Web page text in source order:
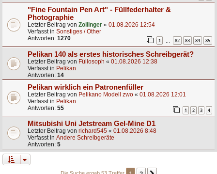
"Fine Fountain Pen Art" - Füllfederhalter &
Photographie
Letzter Beitrag von Zollinger « 01.08.2026 12:54
Verfasst in Sonstiges / Other
Antworten: 1270 1 82 83 84 85
Pelikan 140 als erstes historisches Schreibgerät?
Letzter Beitrag von Füllosoph « 01.08.2026 12:38
Verfasst in Pelikan
Antworten: 14
Pelikan wirklich ein Patronenfüller
Letzter Beitrag von Pelikano Modell zwo « 01.08.2026 12:01
Verfasst in Pelikan
Antworten: 55 1 2 3 4
Mitsubishi Uni Jetstream Gel-Mine D1
Letzter Beitrag von richard545 « 01.08.2026 8:48
Verfasst in Andere Schreibgeräte
Antworten: 5